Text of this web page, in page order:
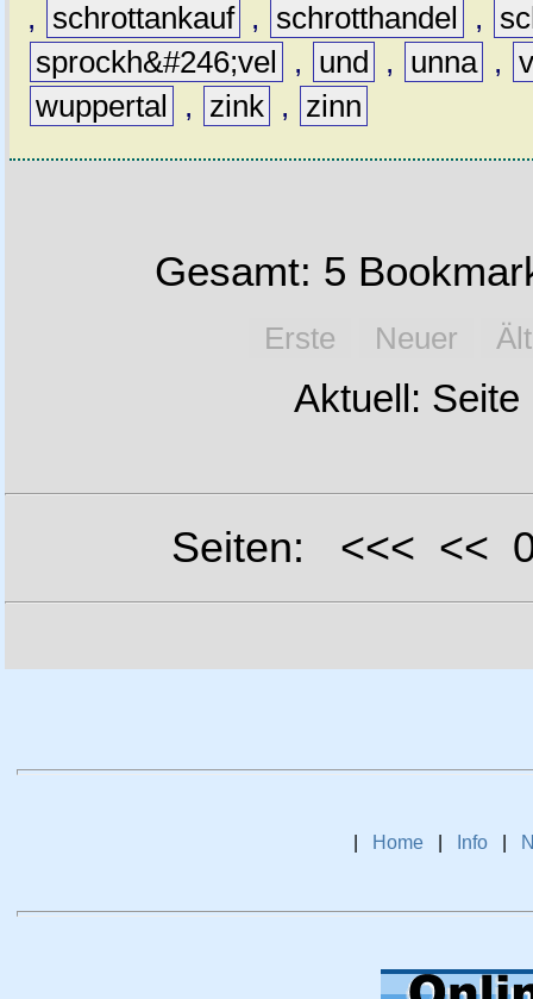
,
schrottankauf , schrotthandel ,
sprockh&#246;vel
, und , unna ,
wuppertal
, zink , zinn
Gesamt: 5
Erste Neuer
Aktuell: Seite
Seiten: <<< <<
Home Info